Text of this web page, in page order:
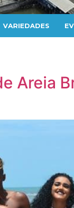
VARIEDADES
Areia